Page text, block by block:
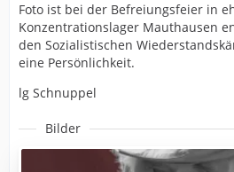
Foto ist bei der Befreiungsfeier in
Konzentrationslager Mauthausen
den Sozialistischen
eine Persönlichkeit.
lg Schnuppel
Bilder